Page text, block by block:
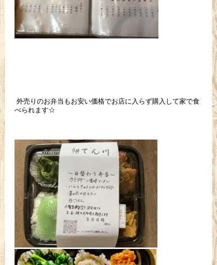
外売りのお弁当もお安い価格でお店に入らず購入して家で食
べられます☆